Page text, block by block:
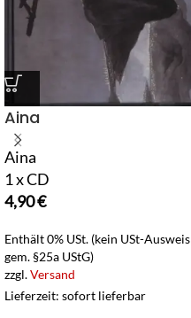
Aina
Aina
1 x CD
4,90€
Enthält 0% USt. (kein USt-Ausweis
gem. §25a UStG)
zzgl.Versand
Lieferzeit: sofort lieferbar